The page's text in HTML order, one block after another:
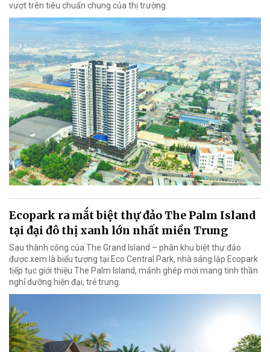
vượt trên tiêu chuẩn chung của thị trường.
Ecopark ra mắt biệt thự đảo The Palm Island
tại đại đô thị xanh lớn nhất miền Trung
Sau thành công của The Grand Island – phân khu biệt thự đảo
được xem là biểu tượng tại Eco Central Park, nhà sáng lập Ecopark
tiếp tục giới thiệu The Palm Island, mảnh ghép mới mang tinh thần
nghỉ dưỡng hiện đại, trẻ trung.